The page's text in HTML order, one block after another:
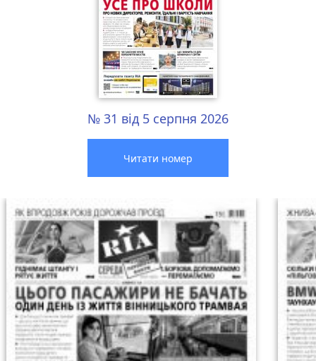
№ 31 від 5 серпня 2026
Читати номер